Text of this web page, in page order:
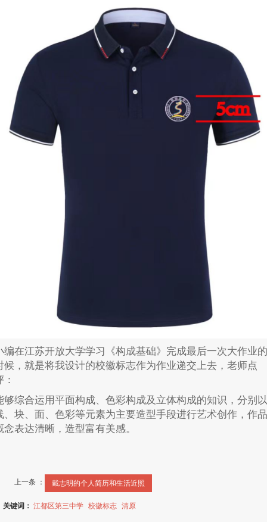
编在江苏开放大学学习《构成基础》完成最后一次大作业的
候，就是将我设计的校徽标志作为作业递交上去， 老师点
：
够综合运用平面构成、色彩构成及立体构成的知识，分别以
、块、面、色彩等元素为主要造型手段进行艺术创作，作品
念表达清晰，造型富有美感。
上一条 ： 戴志明的个人简历和生活近照
关键词： 江都区第三中学 校徽标志 清原